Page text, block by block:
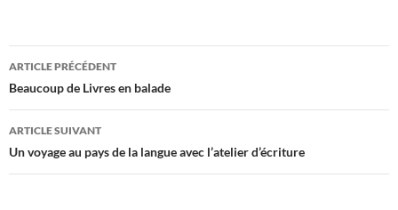
Navigation
des
articles
ARTICLE PRÉCÉDENT
Beaucoup de Livres en balade
ARTICLE SUIVANT
Un voyage au pays de la langue avec l’atelier d’écriture